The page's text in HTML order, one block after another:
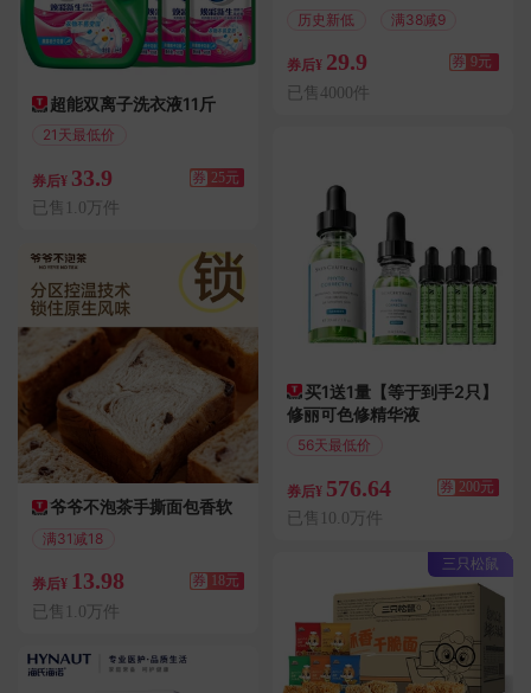
超能双离子洗衣液11斤
21天最低价
券后¥ 33.9 券 25元
已售1.0万件
爷爷不泡茶手撕面包香软
满31减18
券后¥ 13.98 券 18元
已售1.0万件
历史新低 满38减9
券后¥ 29.9 券 9元
已售4000件
买1送1量【等于到手2只】
修丽可色修精华液
56天最低价
券后¥ 576.64 券 200元
已售10.0万件
三只松鼠